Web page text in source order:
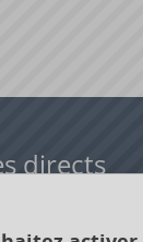
directs